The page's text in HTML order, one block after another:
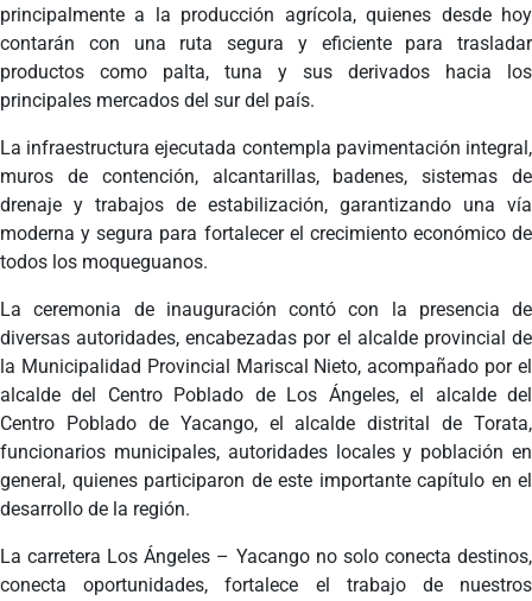
principalmente a la producción agrícola, quienes desde hoy
contarán con una ruta segura y eficiente para trasladar
productos como palta, tuna y sus derivados hacia los
principales mercados del sur del país.
La infraestructura ejecutada contempla pavimentación integral,
muros de contención, alcantarillas, badenes, sistemas de
drenaje y trabajos de estabilización, garantizando una vía
moderna y segura para fortalecer el crecimiento económico de
todos los moqueguanos.
La ceremonia de inauguración contó con la presencia de
diversas autoridades, encabezadas por el alcalde provincial de
la Municipalidad Provincial Mariscal Nieto, acompañado por el
alcalde del Centro Poblado de Los Ángeles, el alcalde del
Centro Poblado de Yacango, el alcalde distrital de Torata,
funcionarios municipales, autoridades locales y población en
general, quienes participaron de este importante capítulo en el
desarrollo de la región.
La carretera Los Ángeles – Yacango no solo conecta destinos,
conecta oportunidades, fortalece el trabajo de nuestros